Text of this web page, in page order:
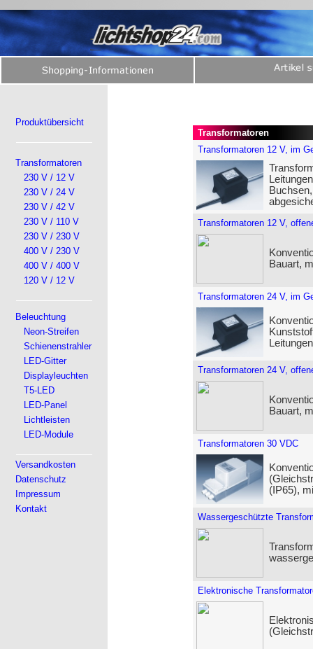
Produktübersicht
Transformatoren
230 V / 12 V
230 V / 24 V
230 V / 42 V
230 V / 110 V
230 V / 230 V
400 V / 230 V
400 V / 400 V
120 V / 12 V
Beleuchtung
Neon-Streifen
Schienenstrahler
LED-Gitter
Displayleuchten
T5-LED
LED-Panel
Lichtleisten
LED-Module
Versandkosten
Datenschutz
Impressum
Kontakt
Transformatoren
Transformatoren 12 V, im
Transformatoren 12 V,
Bauart,
Transformatoren 24 V, im
Leitungen
Transformatoren 24 V,
Bauart,
Transformatoren 30 VDC
(IP65),
Wassergeschützte
Elektronische